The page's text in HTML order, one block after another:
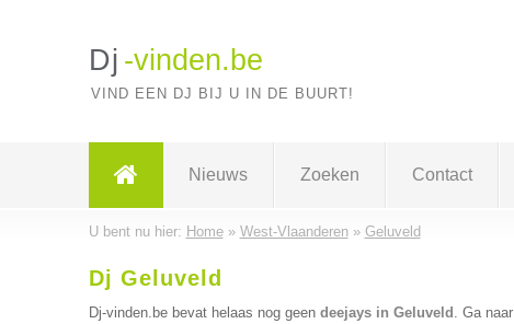
Dj -vinden.be
VIND EEN DJ BIJ U IN DE BUURT!
Nieuws Zoeken Contact
U bent nu hier: Home» West-Vlaanderen» Geluveld
Dj Geluveld
Dj-vinden.be bevat helaas nog geen deejays in Geluveld . Ga naar